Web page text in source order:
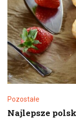
Pozostałe
Najlepsze